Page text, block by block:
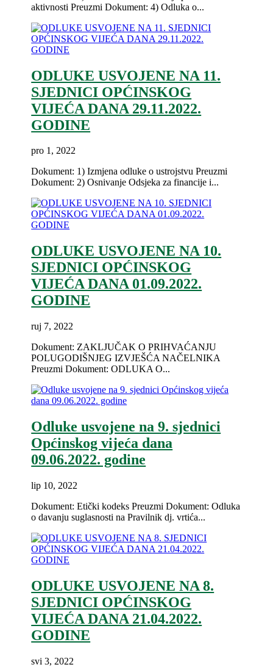
aktivnosti Preuzmi Dokument: 4) Odluka o...
ODLUKE USVOJENE NA 11.
SJEDNICI OPĆINSKOG
VIJEĆA DANA 29.11.2022.
GODINE
pro 1, 2022
Dokument: 1) Izmjena odluke o ustrojstvu Preuzmi
Dokument: 2) Osnivanje Odsjeka za financije i...
ODLUKE USVOJENE NA 10.
SJEDNICI OPĆINSKOG
VIJEĆA DANA 01.09.2022.
GODINE
ruj 7, 2022
Dokument: ZAKLJUČAK O PRIHVAĆANJU
POLUGODIŠNJEG IZVJEŠĆA NAČELNIKA
Preuzmi Dokument: ODLUKA O...
Odluke usvojene na 9. sjednici
Općinskog vijeća dana
09.06.2022. godine
lip 10, 2022
Dokument: Etički kodeks Preuzmi Dokument: Odluka
o davanju suglasnosti na Pravilnik dj. vrtića...
ODLUKE USVOJENE NA 8.
SJEDNICI OPĆINSKOG
VIJEĆA DANA 21.04.2022.
GODINE
svi 3, 2022